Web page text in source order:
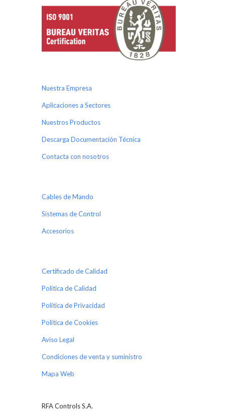
Nuestra Empresa
Aplicaciones a Sectores
Nuestros Productos
Descarga Documentación Técnica
Contacta con nosotros
Cables de Mando
Sistemas de Control
Accesorios
Certificado de Calidad
Política de Calidad
Política de Privacidad
Política de Cookies
Aviso Legal
Condiciones de venta y suministro
Mapa Web
RFA Controls S.A.